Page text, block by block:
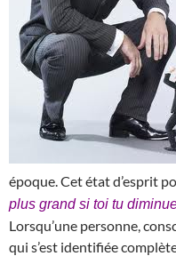
époque. Cet état d’esprit
plus grand si toi tu
Lorsqu’une personne,
qui s’est identifiée